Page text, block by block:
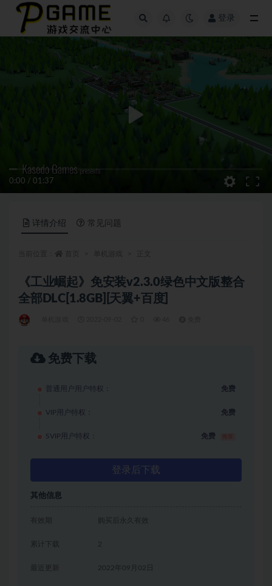
登录
0:00 / 01:37
详情介绍 常见问题
《工业崛起》免安装v2.3.0绿色中文版整合
全部DLC[1.8GB][天翼+百度]
免费下载
普通用户用户特权： 免费
VIP用户特权： 免费
SVIP用户特权： 免费
登录后下载
其他信息
有效期 购买后永久有效
累计下载 2
2022年09月02日
全部